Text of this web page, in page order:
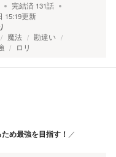
完結済 131話
15:19更新
魔法
勘違い
ロリ
め最強を目指す！ ／